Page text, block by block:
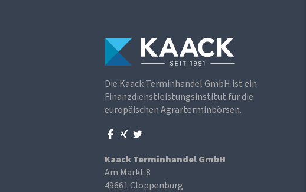
Die Kaack Terminhandel GmbH ist ein
Finanzdienstleistungsinstitut für die
europäischen Agrarterminbörsen.
Kaack Terminhandel GmbH
Am Markt 8
49661 Cloppenburg